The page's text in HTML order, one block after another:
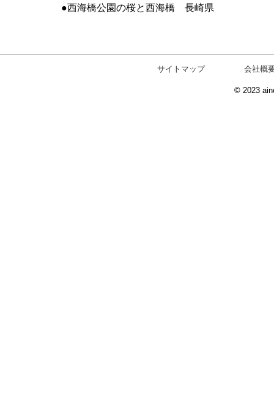
西海橋公園の桜と西海橋 長崎県
サイトマップ 会社概
© 2023